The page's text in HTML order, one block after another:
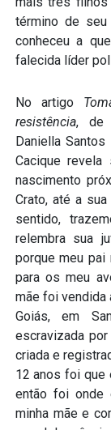
término de seu
conheceu a
falecida líder
No artigo
resistência, de
Daniella
Cacique
nascimento
Crato, até a
sentido,
relembra sua
porque meu
para os meu
mãe foi vendida
Goiás, em
escravizada
criada e
12 anos foi que
então foi onde
minha mãe e